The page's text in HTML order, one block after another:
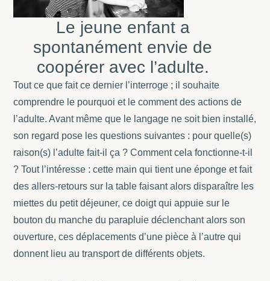
Le jeune enfant a
spontanément envie de
coopérer avec l’adulte.
Tout ce que fait ce dernier l’interroge ; il souhaite
comprendre le pourquoi et le comment des actions de
l’adulte. Avant même que le langage ne soit bien installé,
son regard pose les questions suivantes : pour quelle(s)
raison(s) l’adulte fait-il ça ? Comment cela fonctionne-t-il
? Tout l’intéresse : cette main qui tient une éponge et fait
des allers-retours sur la table faisant alors disparaître les
miettes du petit déjeuner, ce doigt qui appuie sur le
bouton du manche du parapluie déclenchant alors son
ouverture, ces déplacements d’une pièce à l’autre qui
donnent lieu au transport de différents objets.